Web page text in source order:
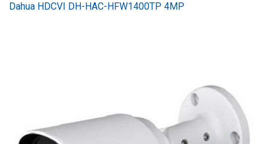
Dahua HDCVI DH-HAC-HFW1400TP 4MP